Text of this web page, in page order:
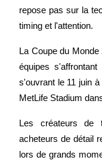
Analyse de
etc.
repose pas sur la
timing et l'attention.
La Coupe du
équipes
s'ouvrant le 11 juin
MetLife Stadium
Les créateurs de
acheteurs de détail
lors de grands